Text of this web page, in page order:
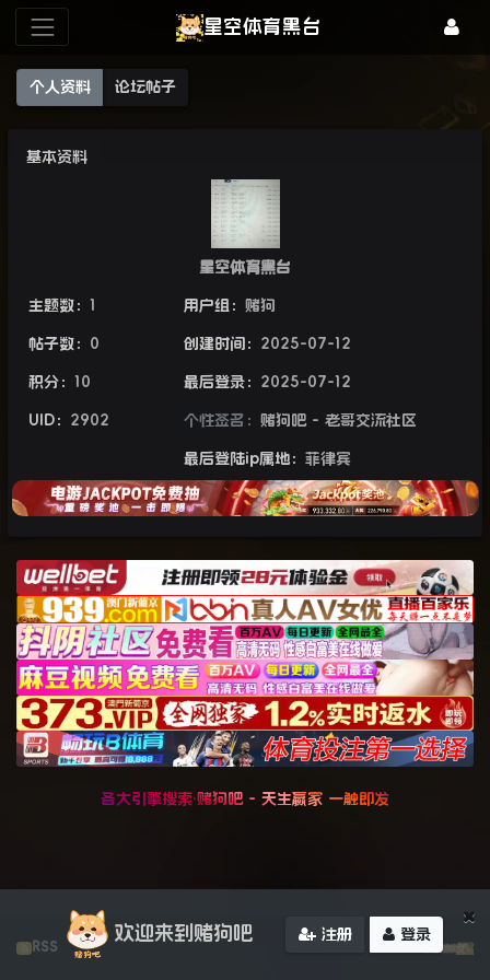
星空体育黑台
个人资料 论坛帖子
基本资料
星空体育黑台
主题数： 1
帖子数： 0
积分： 10
UID： 2902
用户组： 赌狗
创建时间： 2025-07-12
最后登录： 2025-07-12
个性签名： 赌狗吧 - 老哥交流社区
最后登陆ip属地： 菲律宾
各大引擎搜索·赌狗吧 - 天生赢家 一触即发
RSS
×
欢迎来到赌狗吧 注册 登录